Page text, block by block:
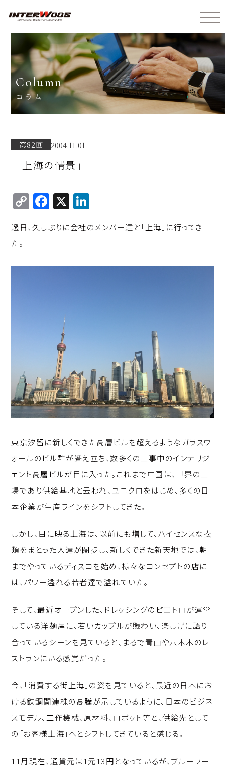
column
コラム
第82回 2004.11.01
「上海の情景」
C
o
p
Li
F
a
c
b
X
k
d
過日、久しぶりに会社のメンバー達と「上海」に行ってき
た。
東京汐留に新しくできた高層ビルを超えるようなガラスウ
ォールのビル群が聳え立ち、数多くの工事中のインテリジ
ェント高層ビルが目に入った。これまで中国は、世界の工
場であり供給基地と云われ、ユニクロをはじめ、多くの日
本企業が生産ラインをシフトしてきた。
しかし、目に映る上海は、以前にも増して、ハイセンスな衣
類をまとった人達が闊歩し、新しくできた新天地では、朝
までやっているディスコを始め、様々なコンセプトの店に
は、パワー溢れる若者達で溢れていた。
そして、最近オープンした、ドレッシングのピエトロが運営
している洋麺屋に、若いカップルが賑わい、楽しげに語り
合っているシーンを見ていると、まるで青山や六本木のレ
ストランにいる感覚だった。
今、「消費する街上海」の姿を見ていると、最近の日本にお
ける鉄鋼関連株の高騰が示しているように、日本のビジネ
スモデル、工作機械、原材料、ロボット等と、供給先として
の「お客様上海」へとシフトしてきていると感じる。
11月現在、通貨元は1元13円となっているが、ブルーワー